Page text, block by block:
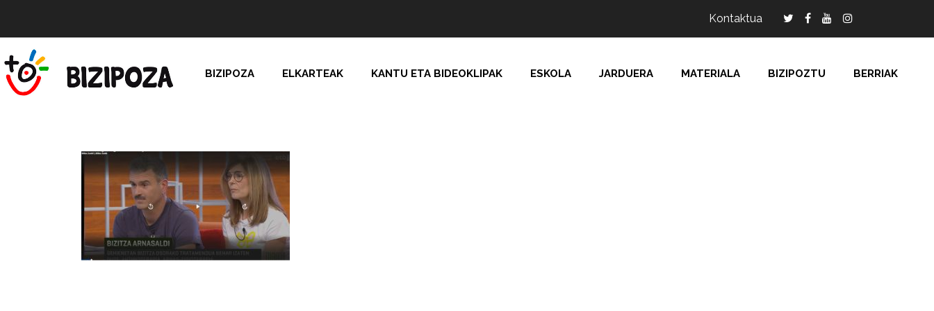
Kontaktua
BIZIPOZA ELKARTEAK KANTU ETA BIDEOKLIPAK ESKOLA JARDUERA MATERIALA BIZIPOZTU BERRIAK